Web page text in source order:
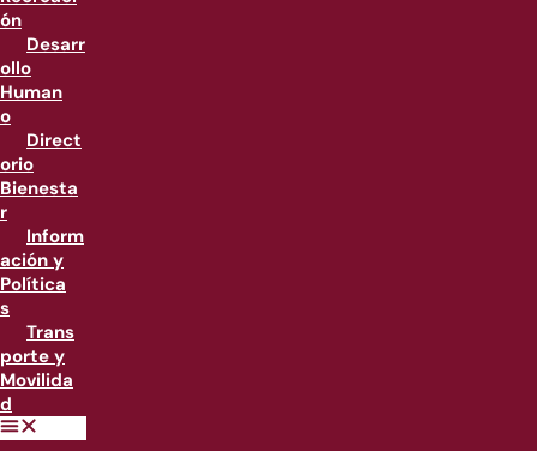
ón
Desarr
ollo
Human
o
Direct
orio
Bienesta
r
Inform
ación y
Política
s
Trans
porte y
Movilida
d